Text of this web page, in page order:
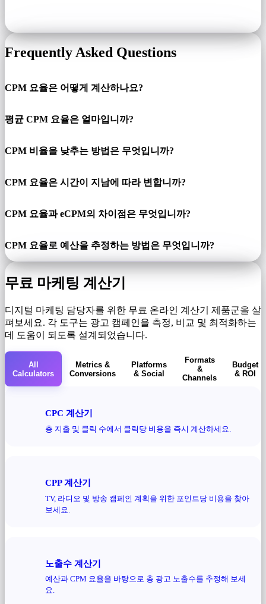
Frequently Asked Questions
CPM 요율은 어떻게 계산하나요?
평균 CPM 요율은 얼마입니까?
CPM 비율을 낮추는 방법은 무엇입니까?
CPM 요율은 시간이 지남에 따라 변합니까?
CPM 요율과 eCPM의 차이점은 무엇입니까?
CPM 요율로 예산을 추정하는 방법은 무엇입니까?
무료 마케팅 계산기
디지털 마케팅 담당자를 위한 무료 온라인 계산기 제품군을 살
펴보세요. 각 도구는 광고 캠페인을 측정, 비교 및 ​​최적화하는
데 도움이 되도록 설계되었습니다.
All
Calculators
Metrics &
Conversions
Platforms
& Social
Formats
&
Channels
Budget
& ROI
CPC 계산기
총 지출 및 클릭 수에서 클릭당 비용을 즉시 계산하세요.
CPP 계산기
TV, 라디오 및 방송 캠페인 계획을 위한 포인트당 비용을 찾아
보세요.
노출수 계산기
예산과 CPM 요율을 바탕으로 총 광고 노출수를 추정해 보세
요.